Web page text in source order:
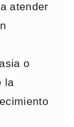
atender
o
la